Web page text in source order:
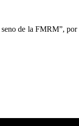
de la FMRM”,